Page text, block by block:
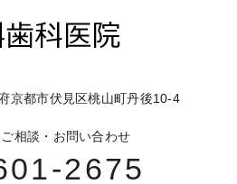
都市伏見区桃山町丹後10-4
相談・お問い合わせ
2675